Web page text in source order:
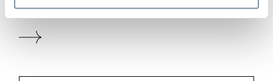
Ceiling shower ø 300 mm